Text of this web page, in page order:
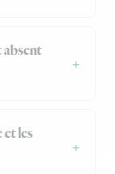
absent
les